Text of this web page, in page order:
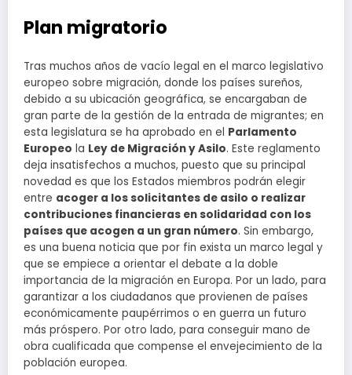
Plan migratorio
Tras muchos años de vacío legal en el marco legislativo
europeo sobre migración, donde los países sureños,
debido a su ubicación geográfica, se encargaban de
gran parte de la gestión de la entrada de migrantes; en
esta legislatura se ha aprobado en el Parlamento
Europeo la Ley de Migración y Asilo. Este reglamento
deja insatisfechos a muchos, puesto que su principal
novedad es que los Estados miembros podrán elegir
entre acoger a los solicitantes de asilo o realizar
contribuciones financieras en solidaridad con los
países que acogen a un gran número. Sin embargo,
es una buena noticia que por fin exista un marco legal y
que se empiece a orientar el debate a la doble
importancia de la migración en Europa. Por un lado, para
garantizar a los ciudadanos que provienen de países
económicamente paupérrimos o en guerra un futuro
más próspero. Por otro lado, para conseguir mano de
obra cualificada que compense el envejecimiento de la
población europea.